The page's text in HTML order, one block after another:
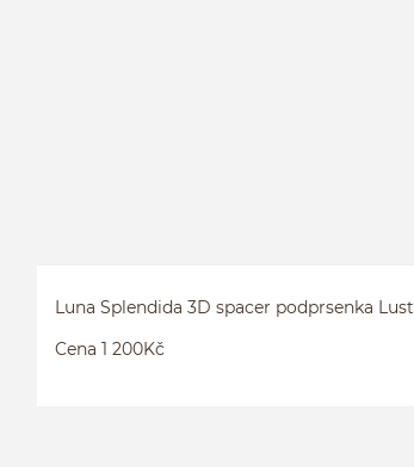
Luna Splendida 3D spacer podprsenka Lust
Cena 1 200Kč